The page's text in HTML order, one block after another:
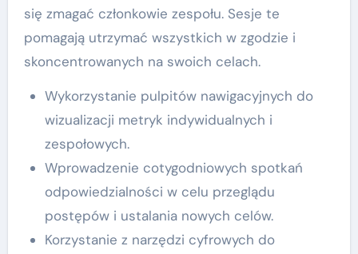
się zmagać członkowie zespołu. Sesje te
pomagają utrzymać wszystkich w zgodzie i
skoncentrowanych na swoich celach.
Wykorzystanie pulpitów nawigacyjnych do
wizualizacji metryk indywidualnych i
zespołowych.
Wprowadzenie cotygodniowych spotkań
odpowiedzialności w celu przeglądu
postępów i ustalania nowych celów.
Korzystanie z narzędzi cyfrowych do